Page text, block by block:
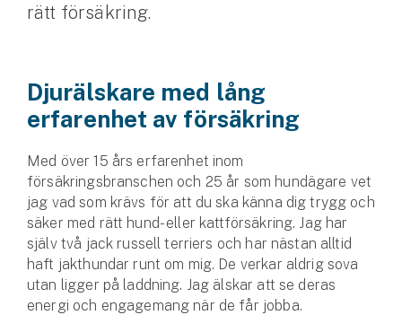
Båtförsäkring
Vattenskoterförsäkring
Djur
Hundförsäkring
Jakthundsförsäkring
Kattförsäkring
rätt försäkring.
Djurälskare med lång
erfarenhet av försäkring
Med över 15 års erfarenhet inom
försäkringsbranschen och 25 år som hundägare vet
jag vad som krävs för att du ska känna dig trygg och
säker med rätt hund- eller kattförsäkring. Jag har
själv två jack russell terriers och har nästan alltid
haft jakthundar runt om mig. De verkar aldrig sova
utan ligger på laddning. Jag älskar att se deras
energi och engagemang när de får jobba.